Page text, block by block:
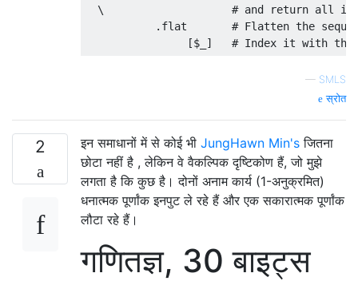
\                    # and return all
.flat       # Flatten the
— SMLS
स्रोत
2 इन समाधानों में से कोई भी JungHawn Min's जितना
छोटा नहीं है , लेकिन वे वैकल्पिक दृष्टिकोण हैं, जो मुझे
लगता है कि कुछ है। दोनों अनाम कार्य (1-अनुक्रमित)
धनात्मक पूर्णांक इनपुट ले रहे हैं और एक सकारात्मक पूर्णांक
लौटा रहे हैं।
गणितज्ञ, 30 बाइट्स